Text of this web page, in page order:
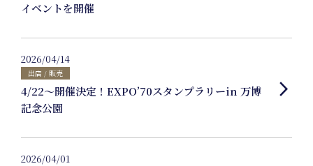
Nature
Positive
Members
イベントを開催
2026/04/14
出店 / 販売
4/22〜開催決定！EXPO’70スタンプラリーin 万博
記念公園
arrow_forward_ios
2026/04/01